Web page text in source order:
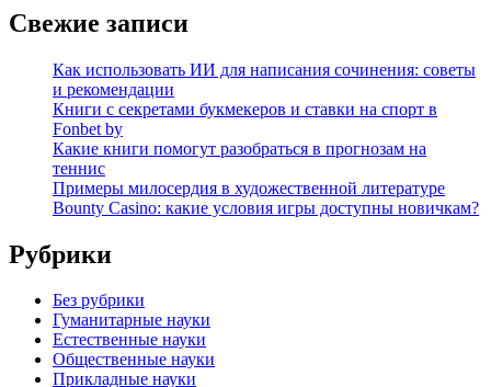
Свежие записи
Как использовать ИИ для написания сочинения: советы
и рекомендации
Книги с секретами букмекеров и ставки на спорт в
Fonbet by
Какие книги помогут разобраться в прогнозам на
теннис
Примеры милосердия в художественной литературе
Bounty Casino: какие условия игры доступны новичкам?
Рубрики
Без рубрики
Гуманитарные науки
Естественные науки
Общественные науки
Прикладные науки